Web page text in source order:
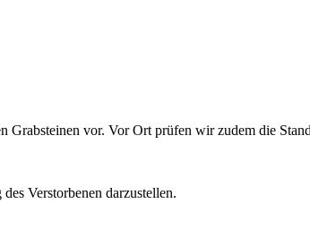
vor. Vor Ort prüfen wir zudem die
Verstorbenen darzustellen.